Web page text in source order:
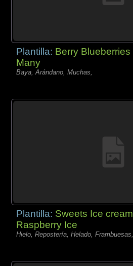
Plantilla: Berry Blueberries
Many
Baya, Arándano, Muchas,
Plantilla: Sweets Ice cream
Raspberry Ice
Hielo, Repostería, Helado, Frambuesas,